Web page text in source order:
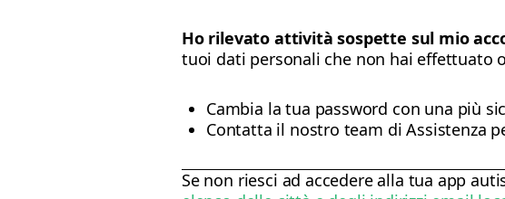
Ho rilevato attività sospette sul mio
tuoi dati personali che non hai effettuato
Cambia la tua password con una più
Contatta il nostro team di Assistenza
Se non riesci ad accedere alla tua app